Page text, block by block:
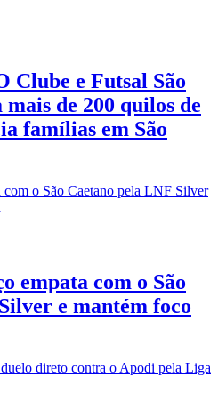
Clube e Futsal São
de 200 quilos de
famílias em São
empata com o São
e mantém foco